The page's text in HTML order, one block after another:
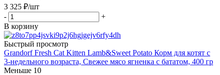
3 325 ₽/шт
-
+
В корзину
Быстрый просмотр
Grandorf Fresh Cat Kitten Lamb&Sweet Potato Корм для котят с
3-недельного возраста, Свежее мясо ягненка с бататом, 400 гр
Меньше 10